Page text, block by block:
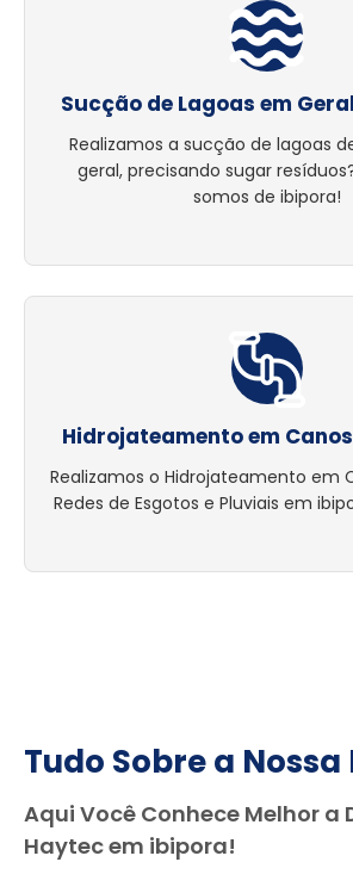
Sucção de Lagoas em
Realizamos a sucção de lagoas
geral, precisando sugar
somos de ibipora!
Hidrojateamento em
Realizamos o Hidrojateamento em
Redes de Esgotos e Pluviais em
Tudo Sobre a
Aqui Você Conhece Melhor a
Haytec em ibipora!